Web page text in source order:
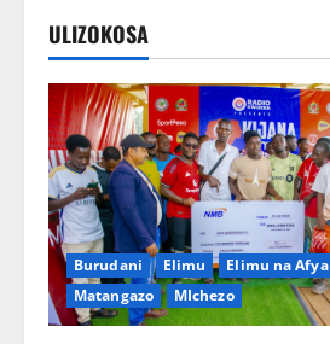
ULIZOKOSA
Burudani Elimu
Elimu na Afya
Matangazo
MIchezo